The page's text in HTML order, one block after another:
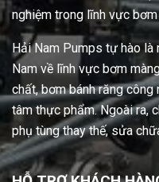
nghiệm trong lĩnh vực
Hải Nam Pumps tự hào là
Nam về lĩnh vực bơm
chất, bơm bánh răng
tâm thực phẩm. Ngoài ra,
phụ tùng thay thế, sửa